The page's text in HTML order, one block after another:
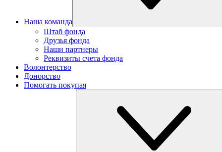
Наша команда
Штаб фонда
Друзья фонда
Наши партнеры
Реквизиты счета фонда
Волонтерство
Донорство
Помогать покупая